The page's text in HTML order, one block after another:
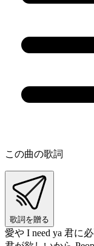
この曲の歌詞
歌詞を贈る
愛や I need ya 君に